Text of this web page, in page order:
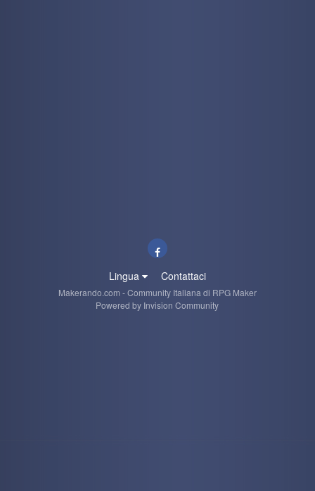
Lingua Contattaci
Makerando.com - Community Italiana di RPG Maker
Powered by Invision Community